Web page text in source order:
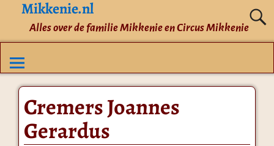
Mikkenie.nl
Alles over de familie Mikkenie en Circus Mikkenie
Cremers Joannes
Gerardus